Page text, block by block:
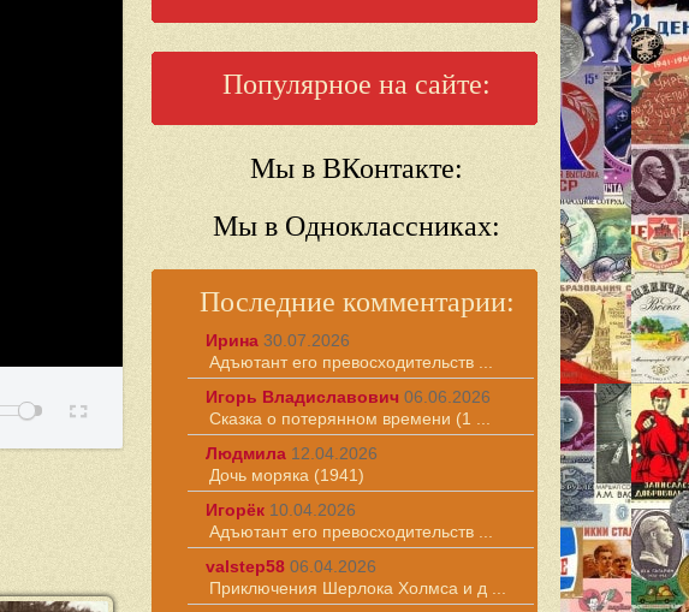
Популярное на сайте:
Мы в ВКонтакте:
Мы в Одноклассниках:
Последние комментарии:
Ирина 30.07.2026
Адъютант его превосходительств ...
Игорь Владиславович 06.06.2026
Сказка о потерянном времени (1 ...
Людмила 12.04.2026
Дочь моряка (1941)
Игорёк 10.04.2026
Адъютант его превосходительств ...
valstep58 06.04.2026
Приключения Шерлока Холмса и д ...